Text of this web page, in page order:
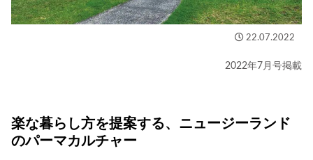
22.07.2022
2022年7月号掲載
楽な暮らし方を提案する、ニュージーランド
のパーマカルチャー